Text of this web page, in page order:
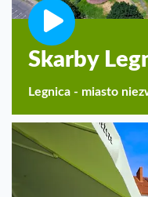
Skarby
Legnica - miasto